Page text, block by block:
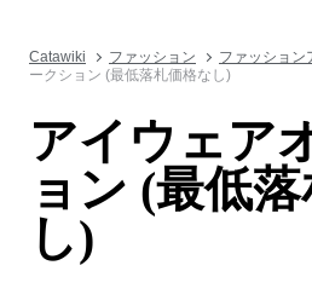
Catawiki ファッション ファッション
ークション (最低落札価格なし)
アイウェア
ョン (最低
し)